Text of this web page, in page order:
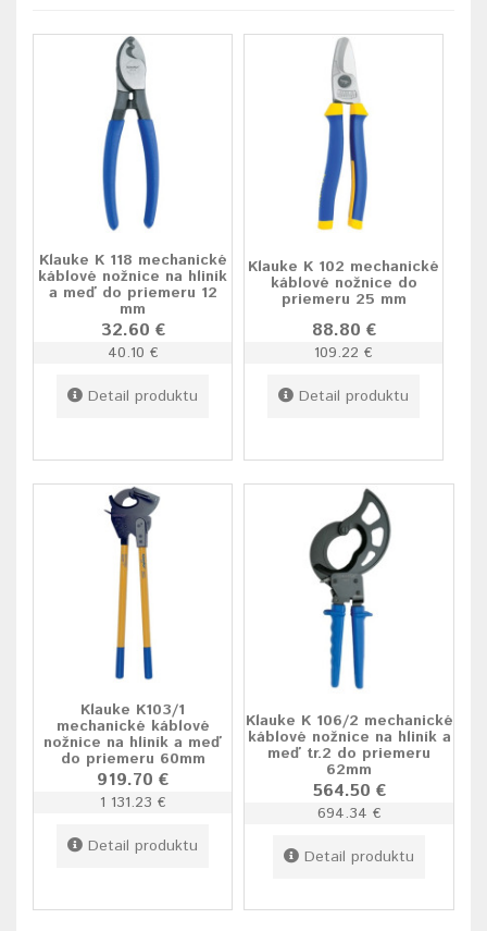
Klauke K 118 mechanické
káblové nožnice na hliník
a meď do priemeru 12
mm
32.60 €
40.10 €
Detail produktu
Klauke K 102 mechanické
káblové nožnice do
priemeru 25 mm
88.80 €
109.22 €
Detail produktu
Klauke K103/1
mechanické káblové
nožnice na hliník a meď
do priemeru 60mm
919.70 €
1 131.23 €
Detail produktu
Klauke K 106/2 mechanické
káblové nožnice na hliník a
meď tr.2 do priemeru
62mm
564.50 €
694.34 €
Detail produktu